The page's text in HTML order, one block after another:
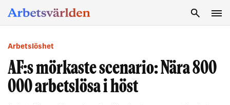
Arbetslöshet
AF:s mörkaste scenario: Nära 800
000 arbetslösa i höst